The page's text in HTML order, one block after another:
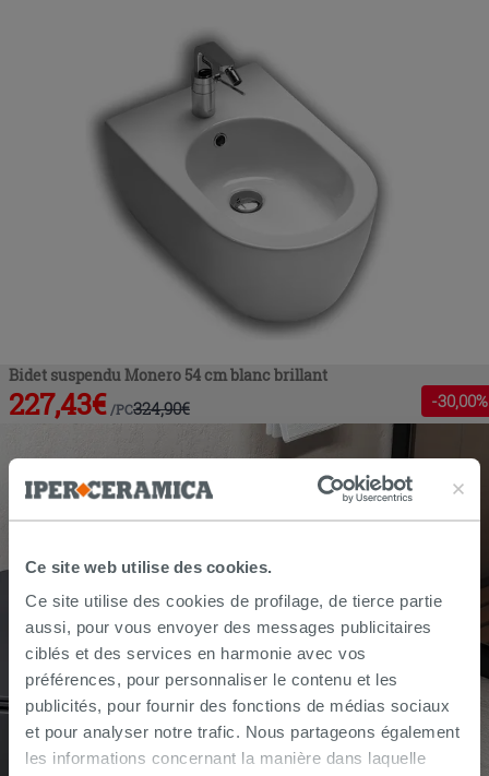
Ce site web utilise des cookies.
Ce site utilise des cookies de profilage, de tierce partie
aussi, pour vous envoyer des messages publicitaires
ciblés et des services en harmonie avec vos
préférences, pour personnaliser le contenu et les
publicités, pour fournir des fonctions de médias sociaux
et pour analyser notre trafic. Nous partageons également
les informations concernant la manière dans laquelle
Bidet suspendu Monero 54 cm blanc brillant
227,43€ /PC324,90€ -30,00%